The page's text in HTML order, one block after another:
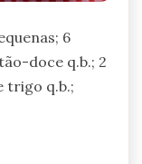
6
doce q.b.; 2
trigo q.b.;